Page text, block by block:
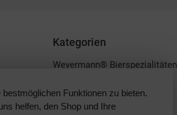
Kategorien
Weyermann® Bierspezialitäten
Lebensmittel
Funktionen zu bieten.
helfen, den Shop und Ihre